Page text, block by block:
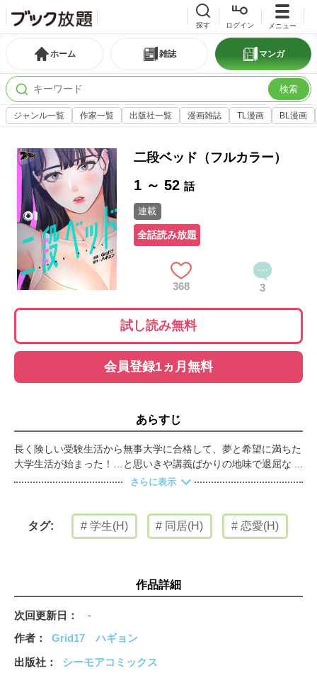
探す ログイン メニュー
ホーム 雑誌 マンガ
検索
ジャンル一覧 作家一覧 出版社一覧 漫画雑誌 TL漫画 BL漫画
二段ベッド（フルカラー）
1 ～ 52話
連載
全話読み放題
368 3
試し読み無料
会員登録1ヵ月無料
あらすじ
長く険しい受験生活から無事大学に合格して、夢と希望に満ちた
大学生活が始まった！…と思いきや講義ばかりの地味で退屈な
日々にうんざりしていた良也。そんなある日、同じ学科の結美に
ひょんな手違いで同居することになった相手が――？【桃色エン
さらに表示
タグ: 学生(H) 同居(H) 恋愛(H)
作品詳細
次回更新日 -
作者 Grid17
ハギョン
出版社
シーモアコミックス